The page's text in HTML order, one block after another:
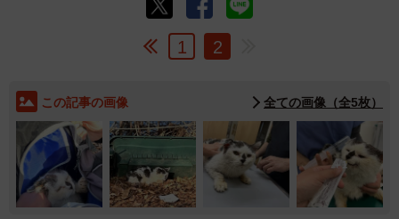
1 2
この記事の画像 全ての画像（全5枚）
1